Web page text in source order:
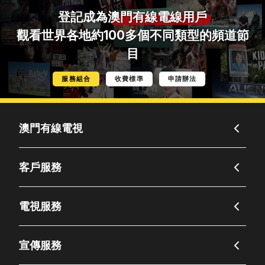
登記成為澳門有線電線用戶
觀看世界各地約100多個不同類型的頻道節
目
服務組合 收費標準 申請辦法
澳門有線電視
客戶服務
電視服務
宣傳服務